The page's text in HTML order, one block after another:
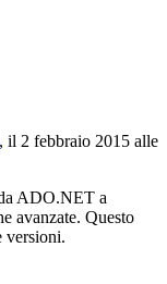
, il 2 febbraio 2015 alle
ADO.NET a
avanzate. Questo
versioni.